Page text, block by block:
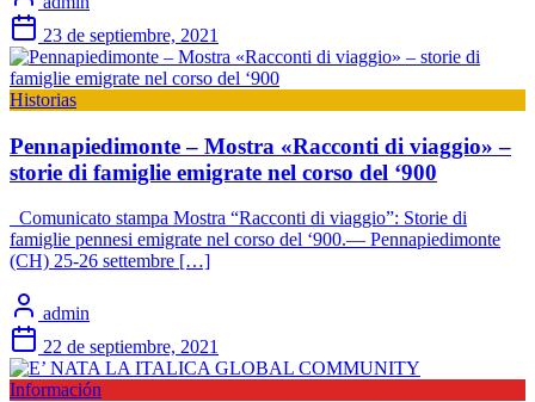
23 de septiembre, 2021
Historias
Pennapiedimonte – Mostra «Racconti di viaggio» –
storie di famiglie emigrate nel corso del ‘900
Comunicato stampa Mostra “Racconti di viaggio”: Storie di
famiglie pennesi emigrate nel corso del ‘900.— Pennapiedimonte
(CH) 25-26 settembre […]
admin
22 de septiembre, 2021
Información